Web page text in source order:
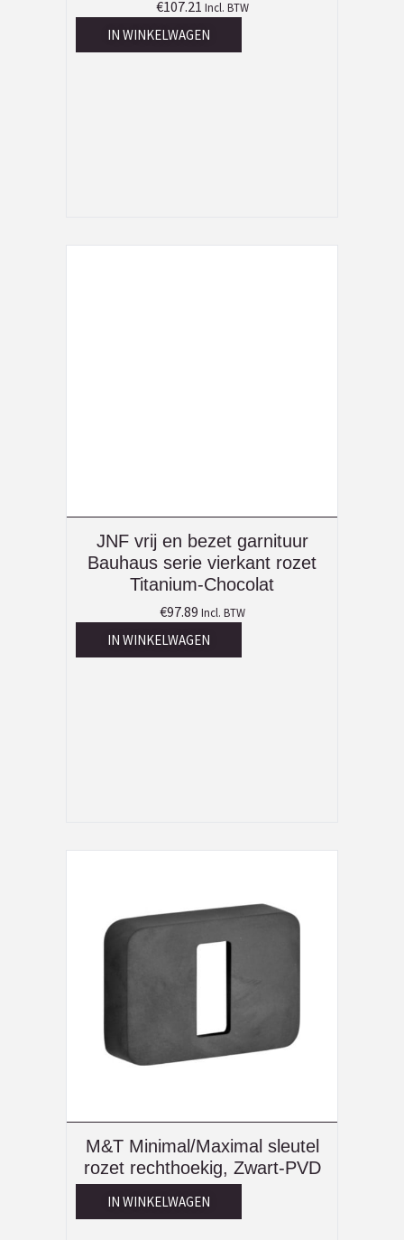
€107.21 Incl. BTW
IN WINKELWAGEN
JNF vrij en bezet garnituur
Bauhaus serie vierkant rozet
Titanium-Chocolat
€97.89 Incl. BTW
IN WINKELWAGEN
M&T Minimal/Maximal sleutel
rozet rechthoekig, Zwart-PVD
IN WINKELWAGEN